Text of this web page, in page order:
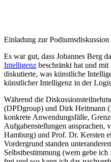
Einladung zur Podiumsdiskussion
Es war gut, dass Johannes Berg
Intelligenz beschränkt hat und
diskutierte, was künstliche
künstlicher Intelligenz in der
Während die
(DPDgroup) und Dirk Heitmann
konkrete Anwendungsfälle,
Aufgabenstellungen ansprachen,
Hamburg) und Prof. Dr. Kersten
Vordergrund standen
Selbstbestimmung (wem gebe